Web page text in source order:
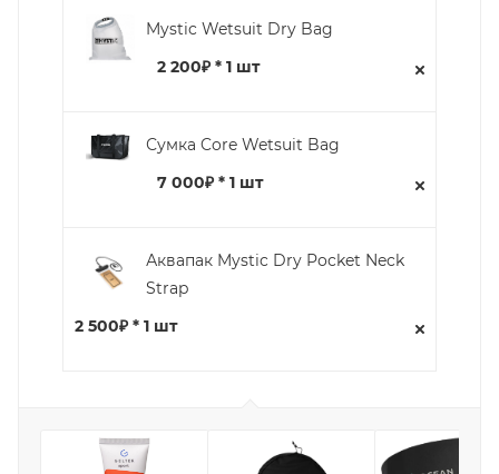
Mystic Wetsuit Dry Bag
2 200₽ * 1 шт
Сумка Core Wetsuit Bag
7 000₽ * 1 шт
Аквапак Mystic Dry Pocket Neck
Strap
2 500₽ * 1 шт